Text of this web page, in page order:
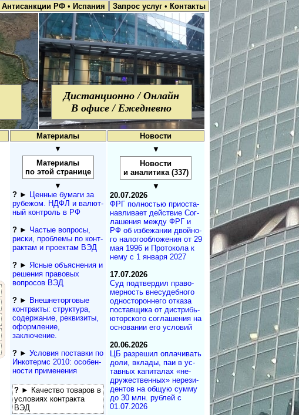
Антисанкции РФ • Испания Запрос услуг • Контакты
Дистанционно / Онлайн
В офисе / Ежедневно
Материалы Новости
▼
Материалы
по этой странице
▼
?► Ценные бумаги за
рубежом. НДФЛ и ва­лют­
ный кон­т­роль в РФ
?► Частые вопросы,
рис­ки, проблемы по конт­
рактам и проектам ВЭД
?► Ясные объяснения и
решения правовых
вопросов ВЭД
?► Внешнеторговые
контракты: структура,
содержание, реквизиты,
оформление,
заключение.
?► Условия поставки по
Инкотермс 2010: осо­бен­
нос­ти применения
?► Качество товаров в
условиях контракта
ВЭД
▼
Новости
и аналитика (337)
▼
20.07.2026
ФРГ полностью при­ос­та­
на­в­ли­ва­ет дей­ст­вие Со­г­
ла­ше­ния меж­ду ФРГ и
РФ об из­бе­жа­нии двой­но­
го на­ло­го­об­ло­же­ния от 29
мая 1996 и Про­то­ко­ла к
нему с 1 ян­ва­ря 2027
17.07.2026
Суд под­твер­дил пра­во­
мер­ность вне­су­деб­ного
од­но­сто­рон­не­го от­ка­за
по­с­тав­щика от дист­ри­бь­
ю­тор­с­ко­го со­г­ла­ше­ния на
ос­но­ва­нии его ус­ло­вий
20.06.2026
ЦБ разрешил опла­чи­вать
до­ли, вкла­ды, паи в ус­
та­в­ных ка­пи­та­лах «не­
дру­жест­вен­ных» не­ре­зи­
ден­тов на об­щую сум­му
до 30 млн. руб­лей с
01.07.2026